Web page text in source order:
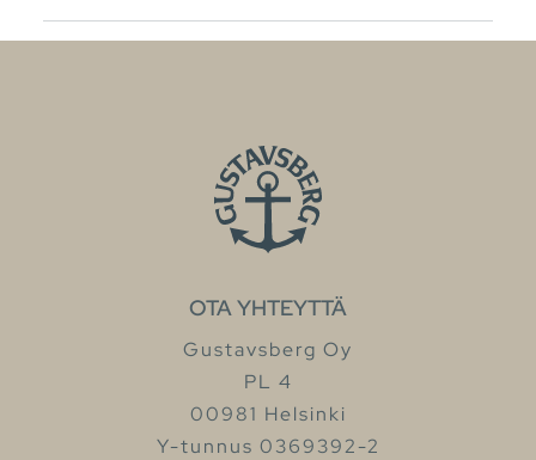
OTA YHTEYTTÄ
Gustavsberg Oy
PL 4
00981 Helsinki
Y-tunnus 0369392-2